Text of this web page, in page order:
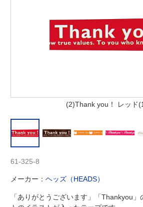
(2)Thank you！ レッド
61-325-8
メーカー：ヘッズ（HEADS）
「ありがとうございます」「Thankyou